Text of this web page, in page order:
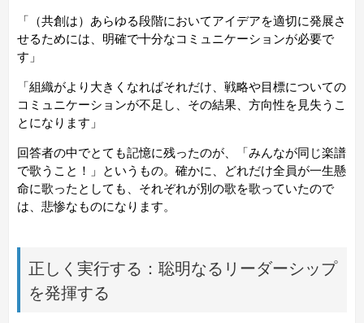
「（共創は）あらゆる段階においてアイデアを適切に発展さ
せるためには、明確で十分なコミュニケーションが必要で
す」
「組織がより大きくなればそれだけ、戦略や目標についての
コミュニケーションが不足し、その結果、方向性を見失うこ
とになります」
回答者の中でとても記憶に残ったのが、「みんなが同じ楽譜
で歌うこと！ 」というもの。確かに、どれだけ全員が一生懸
命に歌ったとしても、それぞれが別の歌を歌っていたので
は、悲惨なものになります。
正しく実行する：聡明なるリーダーシップ
を発揮する